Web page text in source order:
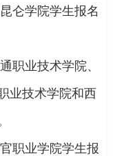
仑学院学生报名
职业技术学院、
业技术学院和西
职业学院学生报